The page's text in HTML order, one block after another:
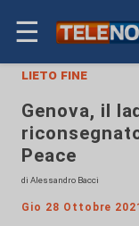
☰
lieto fine
Genova, il
Peace
di Alessandro Bacci
Gio 28 Ottobre 2021